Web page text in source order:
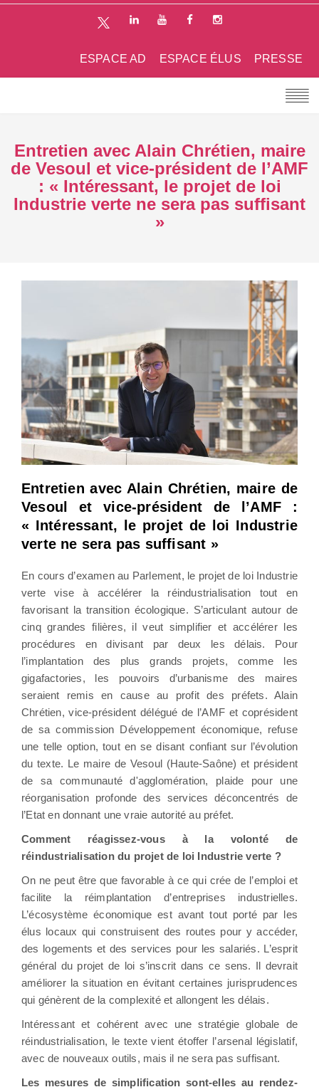
PRESSE
ESPACE ÉLUS
ESPACE AD
Entretien avec Alain Chrétien, maire
de Vesoul et vice-président de l’AMF
: « Intéressant, le projet de loi
Industrie verte ne sera pas suffisant
»
Entretien avec Alain Chrétien, maire de
Vesoul et vice-président de l’AMF :
« Intéressant, le projet de loi Industrie
verte ne sera pas suffisant »
En cours d’examen au Parlement, le projet de loi Industrie
verte vise à accélérer la réindustrialisation tout en
favorisant la transition écologique. S’articulant autour de
cinq grandes filières, il veut simplifier et accélérer les
procédures en divisant par deux les délais. Pour
l’implantation des plus grands projets, comme les
gigafactories, les pouvoirs d’urbanisme des maires
seraient remis en cause au profit des préfets. Alain
Chrétien, vice-président délégué de l’AMF et coprésident
de sa commission Développement économique, refuse
une telle option, tout en se disant confiant sur l’évolution
du texte. Le maire de Vesoul (Haute-Saône) et président
de sa communauté d'agglomération, plaide pour une
réorganisation profonde des services déconcentrés de
l’Etat en donnant une vraie autorité au préfet.
Comment réagissez-vous à la volonté de
réindustrialisation du projet de loi Industrie verte ?
On ne peut être que favorable à ce qui crée de l’emploi et
facilite la réimplantation d’entreprises industrielles.
L’écosystème économique est avant tout porté par les
élus locaux qui construisent des routes pour y accéder,
des logements et des services pour les salariés. L’esprit
général du projet de loi s’inscrit dans ce sens. Il devrait
améliorer la situation en évitant certaines jurisprudences
qui génèrent de la complexité et allongent les délais.
Intéressant et cohérent avec une stratégie globale de
réindustrialisation, le texte vient étoffer l’arsenal législatif,
avec de nouveaux outils, mais il ne sera pas suffisant.
Les mesures de simplification sont-elles au rendez-